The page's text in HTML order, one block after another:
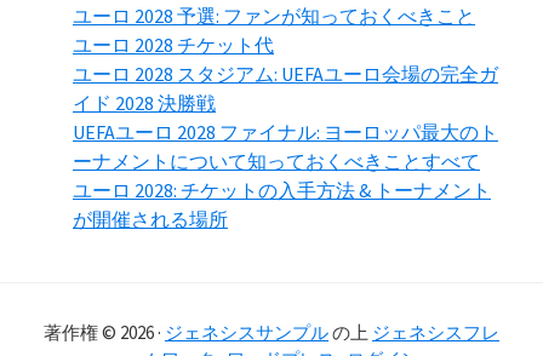
ユーロ 2028 予選: ファンが知っておくべきこと
ユーロ 2028 チケット代
ユーロ 2028 スタジアム: UEFAユーロ会場の完全ガ
イド 2028 決勝戦
UEFAユーロ 2028 ファイナル: ヨーロッパ最大のト
ーナメントについて知っておくべきことすべて
ユーロ 2028: チケットの入手方法 & トーナメント
が開催される場所
著作権 © 2026 · ジェネシスサンプルの上 ジェネシスフレ